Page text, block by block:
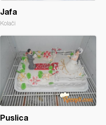
Jafa
Kolači
Puslica